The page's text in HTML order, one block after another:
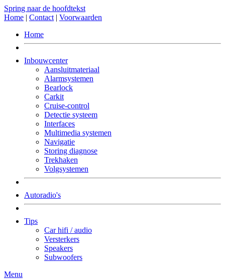
Spring naar de hoofdtekst
Home | Contact | Voorwaarden
Home
Inbouwcenter
Aansluitmateriaal
Alarmsystemen
Bearlock
Carkit
Cruise-control
Detectie systeem
Interfaces
Multimedia systemen
Navigatie
Storing diagnose
Trekhaken
Volgsystemen
Autoradio's
Tips
Car hifi / audio
Versterkers
Speakers
Subwoofers
Menu